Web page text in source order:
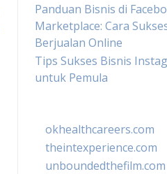
Panduan Bisnis di
Marketplace: Cara
Berjualan Online
Tips Sukses Bisnis
untuk Pemula
okhealthcareers.com
theintexperience.com
unboundedthefilm.com